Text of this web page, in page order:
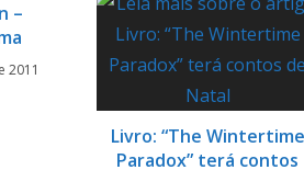
–
2011
Livro: “The Wintertime
Paradox” terá contos